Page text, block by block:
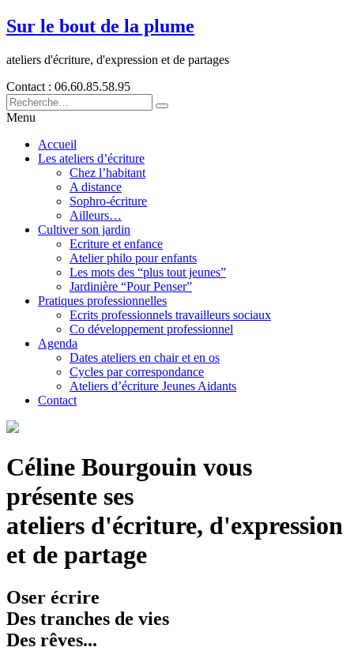
Sur le bout de la plume
ateliers d'écriture, d'expression et de partages
Contact : 06.60.85.58.95
Menu
Accueil
Les ateliers d’écriture
Chez l’habitant
A distance
Sophro-écriture
Ailleurs…
Cultiver son jardin
Ecriture et enfance
Atelier philo pour enfants
Les mots des “plus tout jeunes”
Jardinière “Pour Penser”
Pratiques professionnelles
Ecrits professionnels travailleurs sociaux
Co développement professionnel
Agenda
Dates ateliers en chair et en os
Cycles par correspondance
Ateliers d’écriture Jeunes Aidants
Contact
Céline Bourgouin vous
présente ses
ateliers d'écriture, d'expression
et de partage
Oser écrire
Des tranches de vies
Des rêves...